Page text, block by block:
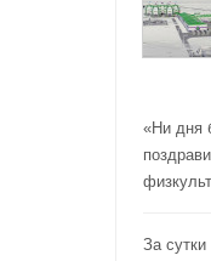
«Ни дня
За